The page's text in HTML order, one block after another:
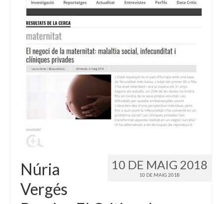
Totes les Notícies
Contacte
Idioma:
10 DE MAIG 2018
10 DE MAIG 2018
Núria
Vergés